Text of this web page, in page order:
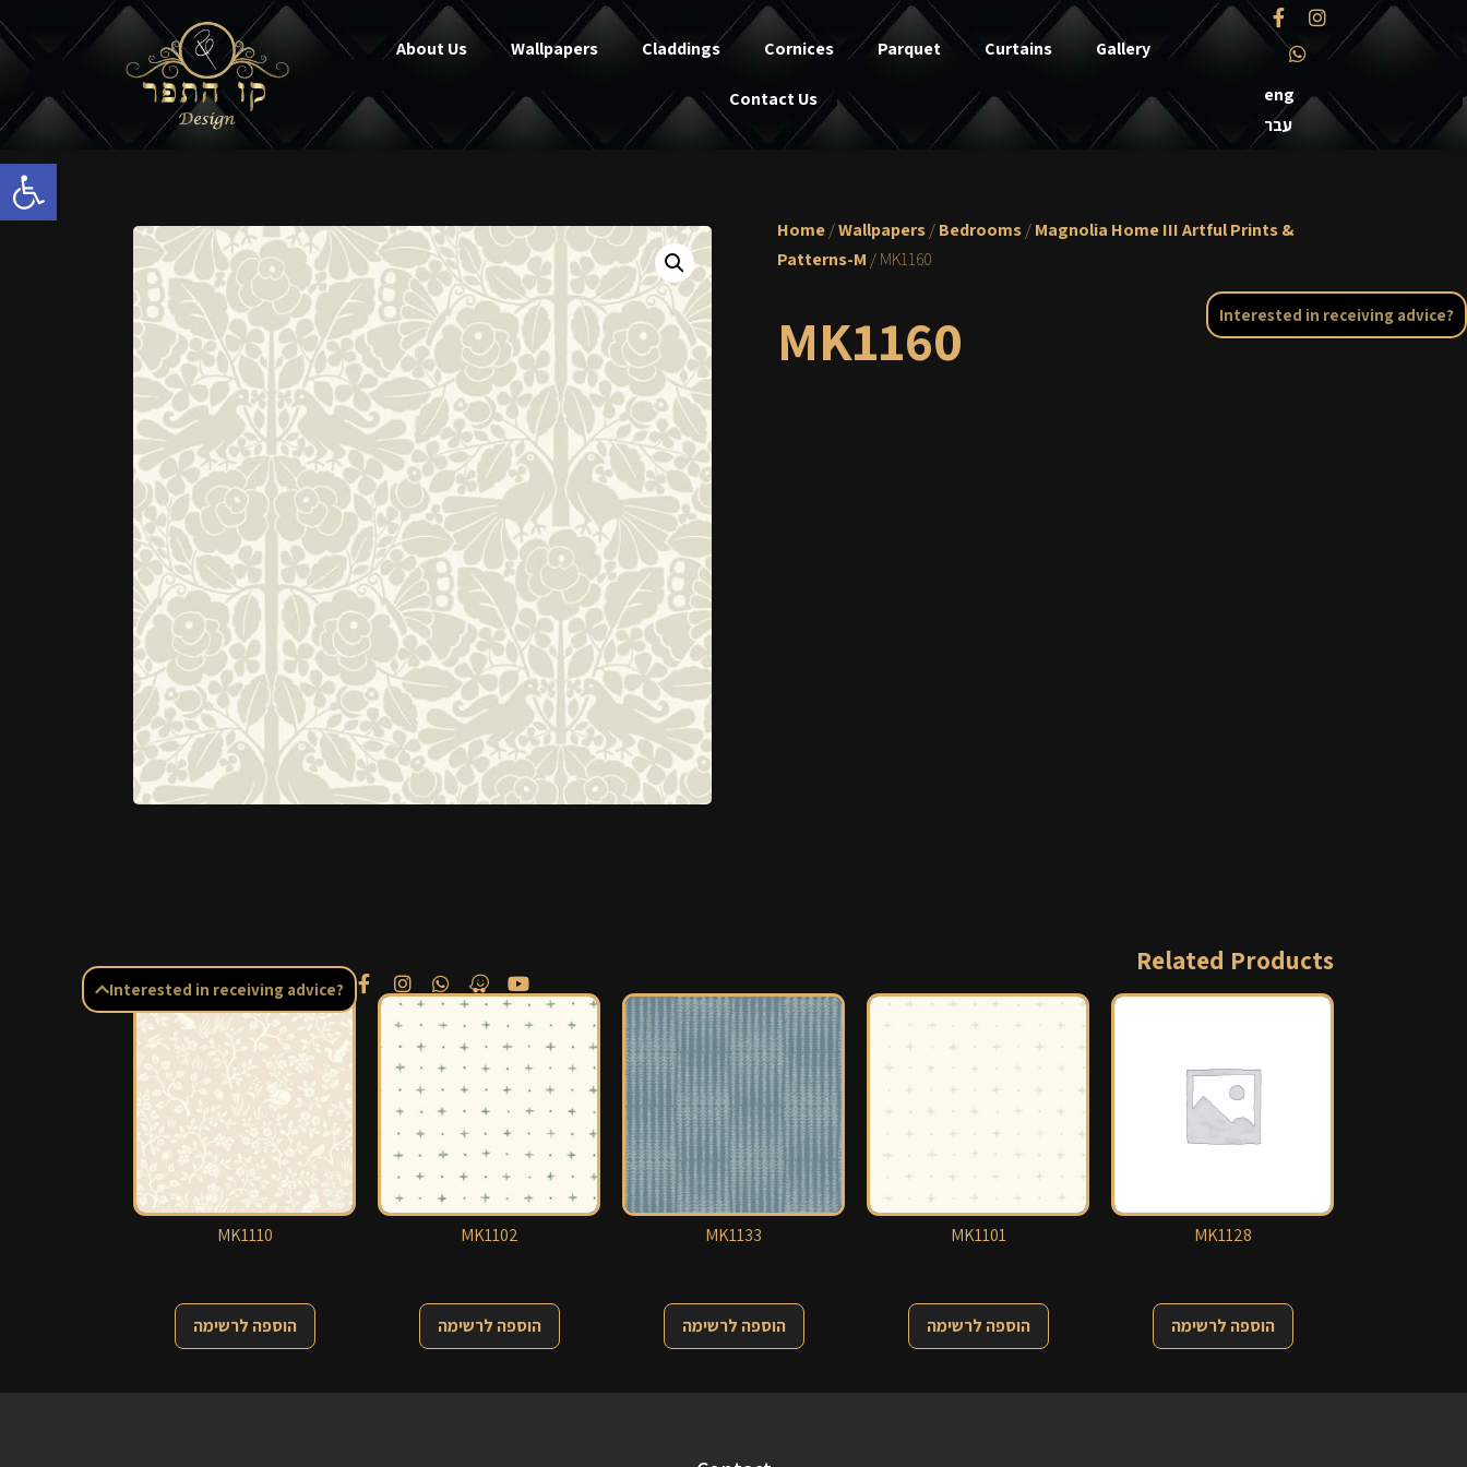
Open toolbar
About Us Wallpapers Claddings Cornices Parquet Curtains Gallery
Contact Us
eng
עבר
Home/Wallpapers/Bedrooms/Magnolia Home III Artful Prints &
Patterns-M / MK1160
MK1160
Related Products
MK1110
הוספה לרשימה
MK1102
הוספה לרשימה
MK1133
הוספה לרשימה
MK1101
הוספה לרשימה
MK1128
הוספה לרשימה
Interested in receiving advice?
Interested in receiving advice?